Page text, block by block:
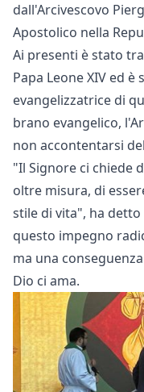
dall'Arcivescovo
Apostolico nella
Ai presenti è stato
Papa Leone XIV ed
evangelizzatrice di
brano evangelico,
non accontentarsi
"Il Signore ci chiede
oltre misura, di
stile di vita", ha
questo impegno
ma una
Dio ci ama.